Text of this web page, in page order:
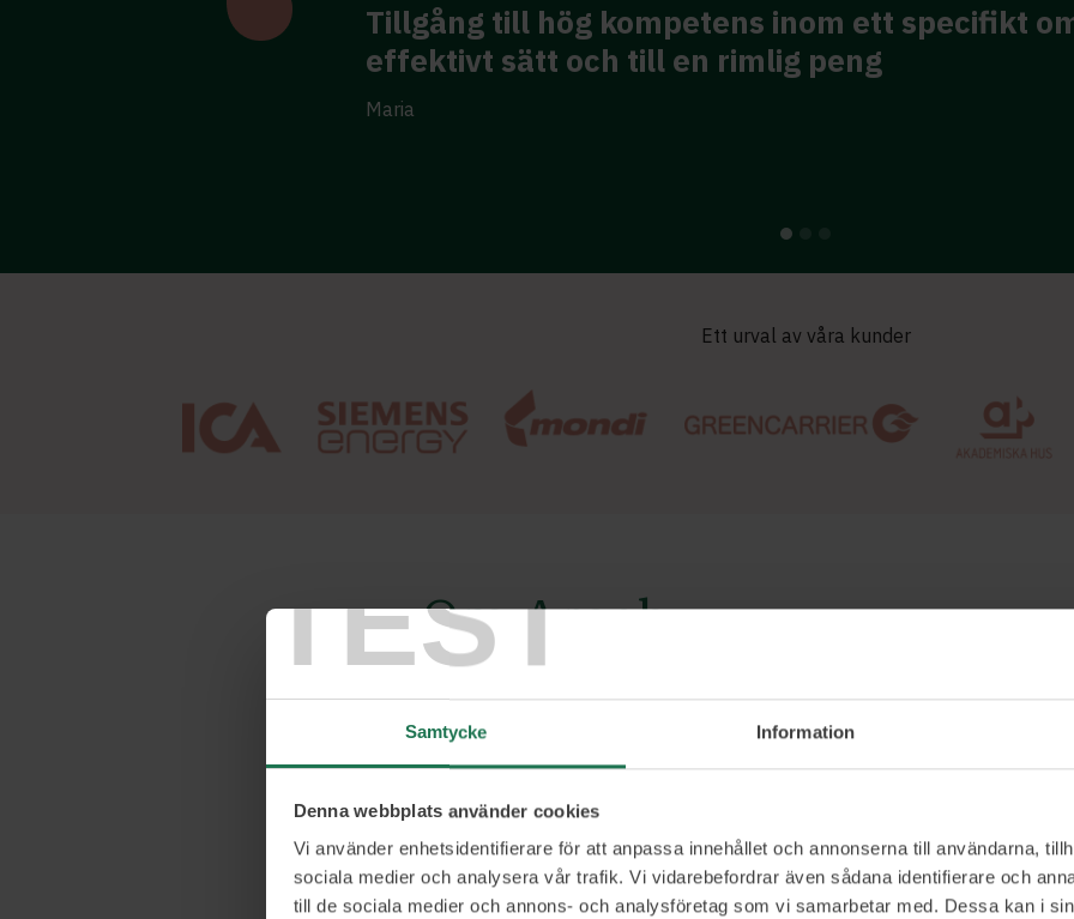
TEST
Samtycke Information
Denna webbplats använder cookies
Vi använder enhetsidentifierare för att anpassa innehållet och annonserna till användarna,
sociala medier och analysera vår trafik. Vi vidarebefordrar även sådana identifierare och
till de sociala medier och annons- och analysföretag som vi samarbetar med. Dessa kan i
område på ett
Mycket bra och inspirerande. Att få en del
bekräftade och att få helt ny input till vardagen.
Anna
Ett urval av våra kunder
Om Arash
Arash är den framgångsrika företagaren som kopplar det
till marknadsföring och ledarskap i allt han gör. Det som
marknadsföringsbyrån Viva Media var Arash med och
vilken han idag även är vd för. VD-podden är ett initiativ
leder där han samtalar med andra ledare och experter på
hur man bygger ett fantastiskt bolag. I podden har han